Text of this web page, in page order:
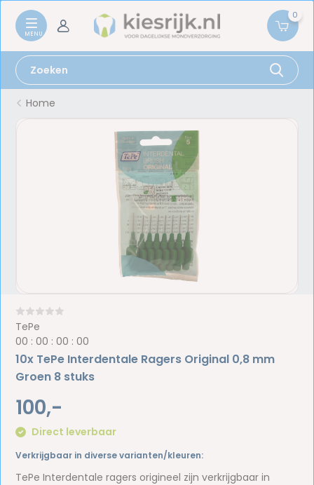
0
Home
TePe
00 :00 :00 :00
10x TePe Interdentale Ragers Original 0,8 mm
Groen 8 stuks
100,-
Direct leverbaar
Verkrijgbaar in diverse varianten/kleuren:
TePe Interdentale ragers origineel zijn verkrijgbaar in